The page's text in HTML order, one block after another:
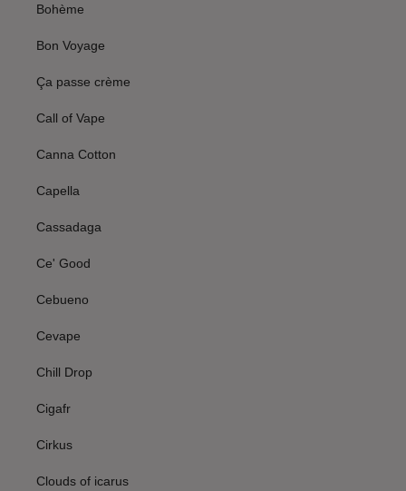
Bohème
Bon Voyage
Ça passe crème
Call of Vape
Canna Cotton
Capella
Cassadaga
Ce' Good
Cebueno
Cevape
Chill Drop
Cigafr
Cirkus
Clouds of icarus